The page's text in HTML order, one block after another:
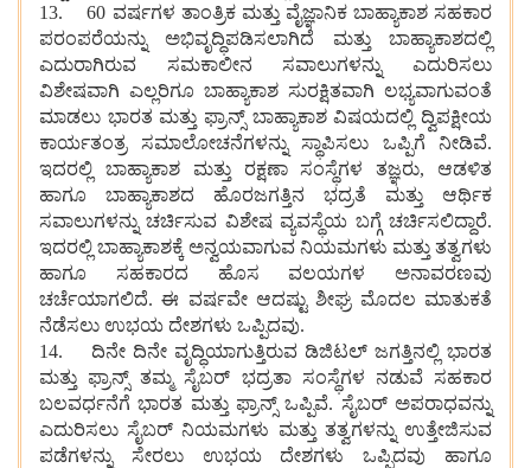
13. 60 ವರ್ಷಗಳ ತಾಂತ್ರಿಕ ಮತ್ತು ವೈಜ್ಞಾನಿಕ ಬಾಹ್ಯಾಕಾಶ ಸಹಕಾರ
ಪರಂಪರೆಯನ್ನು ಅಭಿವೃದ್ಧಿಪಡಿಸಲಾಗಿದೆ ಮತ್ತು ಬಾಹ್ಯಾಕಾಶದಲ್ಲಿ
ಎದುರಾಗಿರುವ ಸಮಕಾಲೀನ ಸವಾಲುಗಳನ್ನು ಎದುರಿಸಲು
ವಿಶೇಷವಾಗಿ ಎಲ್ಲರಿಗೂ ಬಾಹ್ಯಾಕಾಶ ಸುರಕ್ಷಿತವಾಗಿ ಲಭ್ಯವಾಗುವಂತೆ
ಮಾಡಲು ಭಾರತ ಮತ್ತು ಫ್ರಾನ್ಸ್ ಬಾಹ್ಯಾಕಾಶ ವಿಷಯದಲ್ಲಿ ದ್ವಿಪಕ್ಷೀಯ
ಕಾರ್ಯತಂತ್ರ ಸಮಾಲೋಚನೆಗಳನ್ನು ಸ್ಥಾಪಿಸಲು ಒಪ್ಪಿಗೆ ನೀಡಿವೆ.
ಇದರಲ್ಲಿ ಬಾಹ್ಯಾಕಾಶ ಮತ್ತು ರಕ್ಷಣಾ ಸಂಸ್ಥೆಗಳ ತಜ್ಞರು, ಆಡಳಿತ
ಹಾಗೂ ಬಾಹ್ಯಾಕಾಶದ ಹೊರಜಗತ್ತಿನ ಭದ್ರತೆ ಮತ್ತು ಆರ್ಥಿಕ
ಸವಾಲುಗಳನ್ನು ಚರ್ಚಿಸುವ ವಿಶೇಷ ವ್ಯವಸ್ಥೆಯ ಬಗ್ಗೆ ಚರ್ಚಿಸಲಿದ್ದಾರೆ.
ಇದರಲ್ಲಿ ಬಾಹ್ಯಾಕಾಶಕ್ಕೆ ಅನ್ವಯವಾಗುವ ನಿಯಮಗಳು ಮತ್ತು ತತ್ವಗಳು
ಹಾಗೂ ಸಹಕಾರದ ಹೊಸ ವಲಯಗಳ ಅನಾವರಣವು
ಚರ್ಚೆಯಾಗಲಿದೆ. ಈ ವರ್ಷವೇ ಆದಷ್ಟು ಶೀಘ್ರ ಮೊದಲ ಮಾತುಕತೆ
ನೆಡೆಸಲು ಉಭಯ ದೇಶಗಳು ಒಪ್ಪಿದವು.
14. ದಿನೇ ದಿನೇ ವೃದ್ಧಿಯಾಗುತ್ತಿರುವ ಡಿಜಿಟಲ್ ಜಗತ್ತಿನಲ್ಲಿ ಭಾರತ
ಮತ್ತು ಫ್ರಾನ್ಸ್ ತಮ್ಮ ಸೈಬರ್ ಭದ್ರತಾ ಸಂಸ್ಥೆಗಳ ನಡುವೆ ಸಹಕಾರ
ಬಲವರ್ಧನೆಗೆ ಭಾರತ ಮತ್ತು ಫ್ರಾನ್ಸ್ ಒಪ್ಪಿವೆ. ಸೈಬರ್ ಅಪರಾಧವನ್ನು
ಎದುರಿಸಲು ಸೈಬರ್ ನಿಯಮಗಳು ಮತ್ತು ತತ್ವಗಳನ್ನು ಉತ್ತೇಜಿಸುವ
ಪಡೆಗಳನ್ನು ಸೇರಲು ಉಭಯ ದೇಶಗಳು ಒಪ್ಪಿದವು ಹಾಗೂ